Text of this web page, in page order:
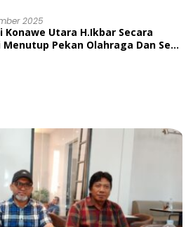
2025
Konawe Utara H.Ikbar Secara
Menutup Pekan Olahraga Dan Seni